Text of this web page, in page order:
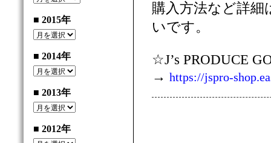
■ 2015年
■ 2014年
■ 2013年
■ 2012年
購入方法など詳
いです。
☆J’s PRODUCE
→ https://jspro-